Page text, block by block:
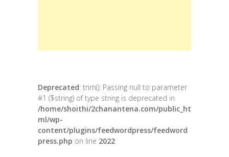
Deprecated: trim(): Passing null to parameter
#1 ($string) of type string is deprecated in
/home/shoithi/2chanantena.com/public_ht
ml/wp-
content/plugins/feedwordpress/feedword
press.php on line 2022